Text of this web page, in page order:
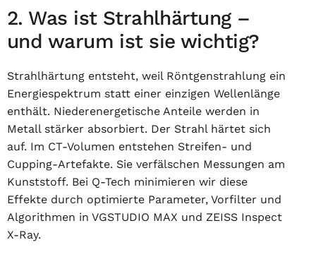
2. Was ist Strahlhärtung –
und warum ist sie wichtig?
Strahlhärtung entsteht, weil Röntgenstrahlung ein
Energiespektrum statt einer einzigen Wellenlänge
enthält. Niederenergetische Anteile werden in
Metall stärker absorbiert. Der Strahl härtet sich
auf. Im CT-Volumen entstehen Streifen- und
Cupping-Artefakte. Sie verfälschen Messungen am
Kunststoff. Bei Q-Tech minimieren wir diese
Effekte durch optimierte Parameter, Vorfilter und
Algorithmen in VGSTUDIO MAX und ZEISS Inspect
X-Ray.